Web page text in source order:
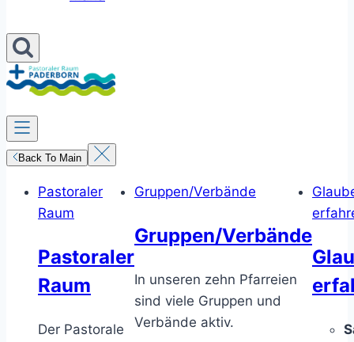
Back To Main
Pastoraler
Raum
Pastoraler
Raum
Der Pastorale
Gruppen/Verbände
Gruppen/Verbände
In unseren zehn Pfarreien
sind viele Gruppen und
Verbände aktiv.